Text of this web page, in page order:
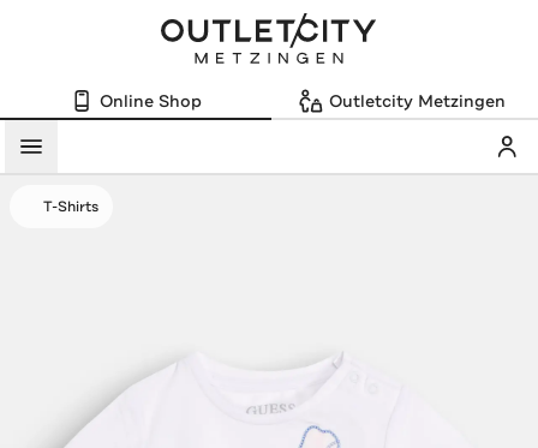
Online Shop Outletcity Metzingen
Menü
T-Shirts